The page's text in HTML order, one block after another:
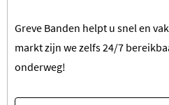
Greve Banden helpt u snel en
markt zijn we zelfs 24/7
onderweg!